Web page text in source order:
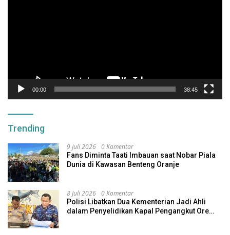
00:00 38:45
Trending
9 Juli 2026 0 Komentar
Fans Diminta Taati Imbauan saat Nobar Piala
Dunia di Kawasan Benteng Oranje
8 Juli 2026 0 Komentar
Polisi Libatkan Dua Kementerian Jadi Ahli
dalam Penyelidikan Kapal Pengangkut Ore